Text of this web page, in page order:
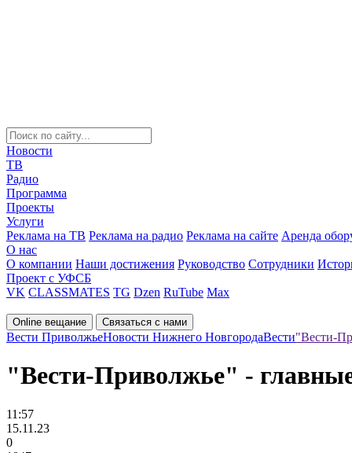
Новости
ТВ
Радио
Программа
Проекты
Услуги
Реклама на ТВ Реклама на радио Реклама на сайте Аренда
О нас
О компании Наши достижения Руководство Сотрудники
Проект с УФСБ
VK CLASSMATES TG Dzen RuTube Max
Online вещание Связаться с нами
Вести ПриволжьеНовости Нижнего НовгородаВести"Вести-
"Вести-Приволжье" - главные
11:57
15.11.23
0